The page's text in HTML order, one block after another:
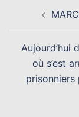
Aujourd’hui
où s’est
prisonniers